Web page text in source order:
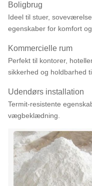
Boligbrug
Ideel til stuer,
egenskaber for komfort
Kommercielle rum
Perfekt til kontorer,
sikkerhed og holdbarhed
Udendørs installation
Termit-resistente
vægbeklædning.